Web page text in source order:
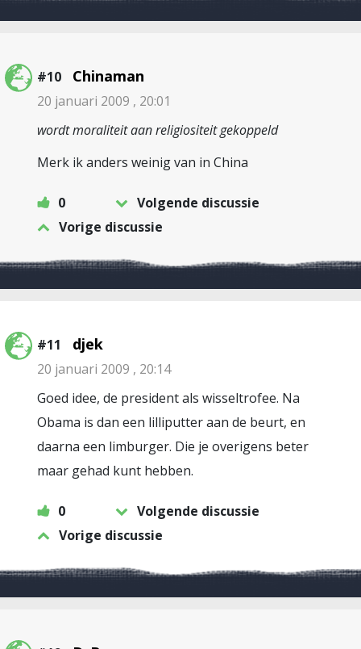
#10 Chinaman
20 januari 2009 , 20:01
wordt moraliteit aan religiositeit gekoppeld
Merk ik anders weinig van in China
0
Volgende discussie
Vorige discussie
#11 djek
20 januari 2009 , 20:14
Goed idee, de president als wisseltrofee. Na
Obama is dan een lilliputter aan de beurt, en
daarna een limburger. Die je overigens beter
maar gehad kunt hebben.
0
Volgende discussie
Vorige discussie